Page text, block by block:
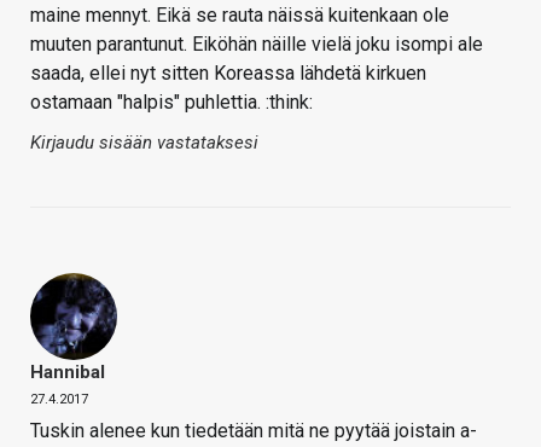
maine mennyt. Eikä se rauta näissä kuitenkaan ole
muuten parantunut. Eiköhän näille vielä joku isompi ale
saada, ellei nyt sitten Koreassa lähdetä kirkuen
ostamaan "halpis" puhlettia. :think:
Kirjaudu sisään vastataksesi
Hannibal
27.4.2017
Tuskin alenee kun tiedetään mitä ne pyytää joistain a-